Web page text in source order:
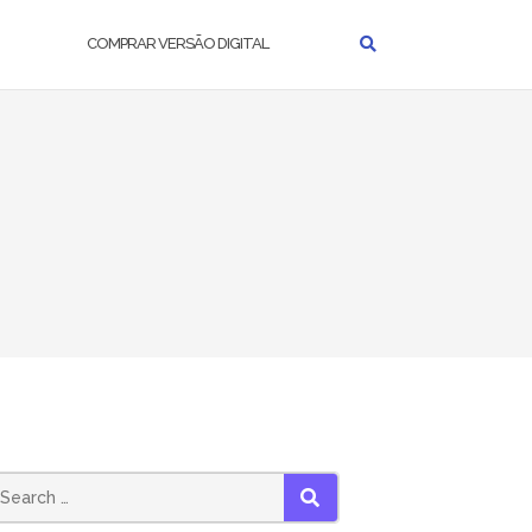
COMPRAR VERSÃO DIGITAL
SEARCH